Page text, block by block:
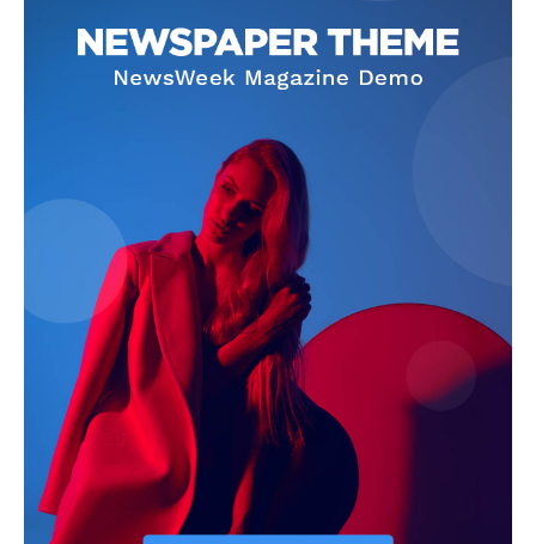
Company
마이페이지
광고 및 제휴문의
구독자 의견
개인정보취급방침
청소년보호정책